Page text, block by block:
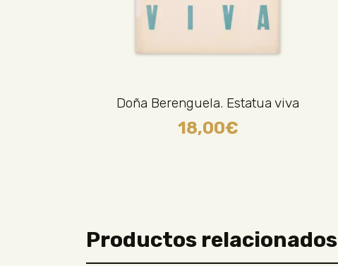
Doña Berenguela. Estatua viva
18,00€
Productos relacionados